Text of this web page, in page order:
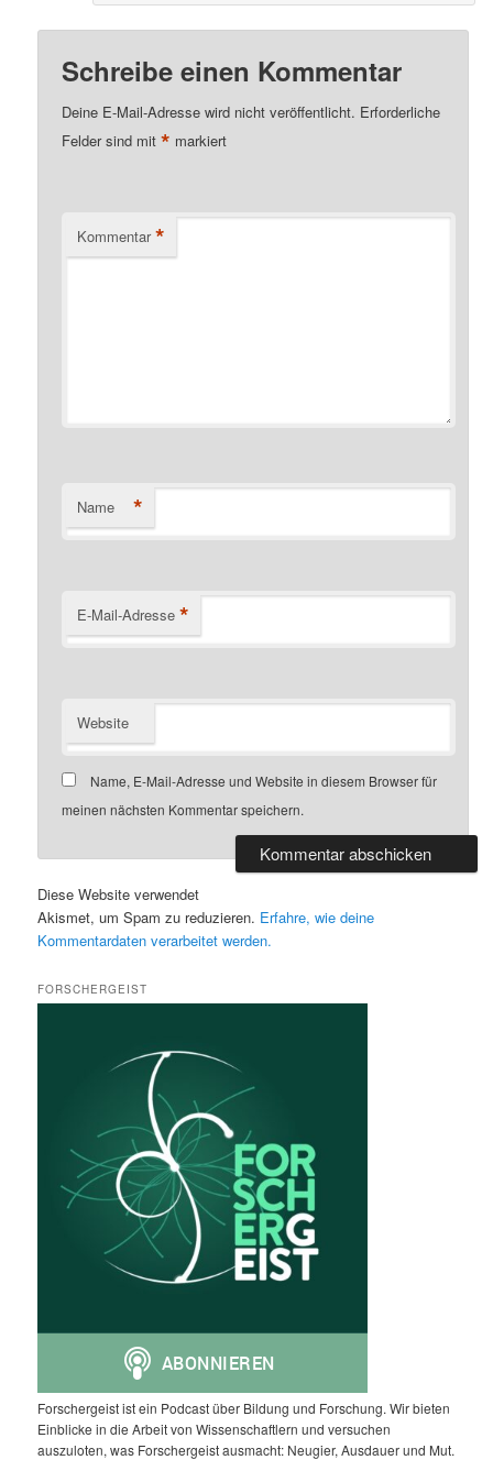
Schreibe einen Kommentar
Deine E-Mail-Adresse wird nicht veröffentlicht. Erforderliche
Felder sind mit* markiert
Kommentar *
Name *
E-Mail-Adresse *
Website
Name, E-Mail-Adresse und Website in diesem Browser für
meinen nächsten Kommentar speichern.
Diese Website verwendet
Akismet, um Spam zu reduzieren. Erfahre, wie deine
Kommentardaten verarbeitet werden.
FORSCHERGEIST
Forschergeist ist ein Podcast über Bildung und Forschung. Wir bieten
Einblicke in die Arbeit von Wissenschaftlern und versuchen
auszuloten, was Forschergeist ausmacht: Neugier, Ausdauer und Mut.